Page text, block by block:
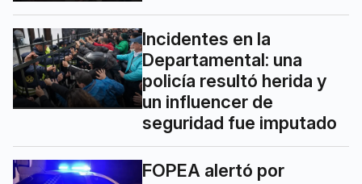
Incidentes en la
Departamental: una
policía resultó herida y
un influencer de
seguridad fue imputado
FOPEA alertó por